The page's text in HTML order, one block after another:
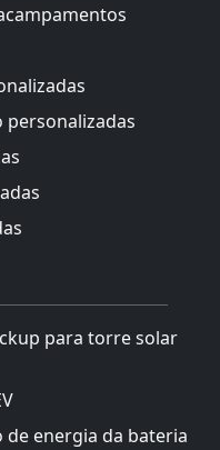
para torre solar
energia da bateria